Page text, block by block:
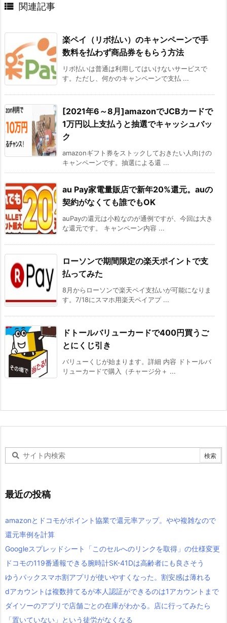
 関連記事
楽ペイ（リボ払い）のキャンペーンで手
数料を払わず商品券をもらう方法
リボ払いは普通は利用してはいけないサービスで
す。ただし、何かのキャンペーンで支払 ...
[2021年6～8月]amazonでJCBカードで
1万円以上支払うと抽選でキャッシュバッ
ク
amazonギフト券をストックしておきたい人向けの
キャンペーンです。抽選による還 ...
au Pay家電量販店で新年20%還元。auの
契約がなくても誰でもOK
auPayの還元は小粒なのが通例ですが、今回は大き
な還元です。 キャンペーン内容 ...
ローソンで期間限定の楽天ポイントで支
払ってみた
8月からローソンで楽天ペイ支払いが可能になりま
す。7/18にスマホ用楽天ペイアプ ...
ドトールバリューカードで400円買うご
とにくじ引き
バリューくじが始まります。詳細 内容 ドトールバ
リューカードで購入（チャージ分＋ ...
最近の投稿
amazonとドコモがポイント協業で還元率アップ。やや複雑なので
還元率例を計算
Googleスプレッドシート「このセルへのリンクを取得」の仕様変更
ドコモの119番通報できる腕時計SK-41Dは高齢者にも良さそう
ゆうパックスマホ割アプリが使いやすくなった。割安感は薄れる
dアカウントは複数持てるが本人認証ができるのは1アカウントまで
ダイソーのアプリで店舗ごとの在庫がわかる。店に行ってみたら
「置いていない」という徒労がなくなる